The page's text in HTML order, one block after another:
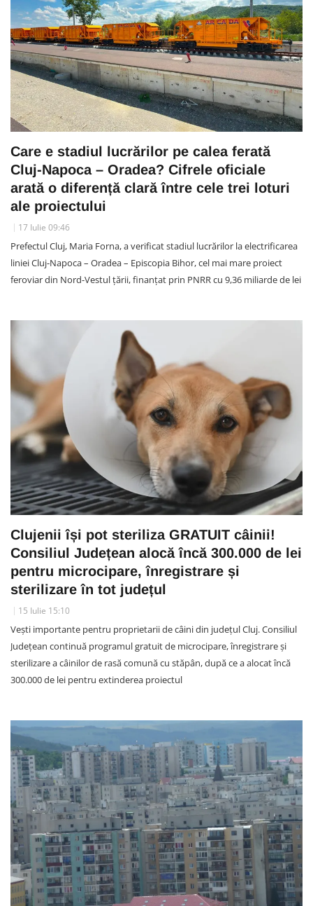
Care e stadiul lucrărilor pe calea ferată
Cluj-Napoca – Oradea? Cifrele oficiale
arată o diferență clară între cele trei loturi
ale proiectului
17 Iulie 09:46
Prefectul Cluj, Maria Forna, a verificat stadiul lucrărilor la electrificarea
liniei Cluj-Napoca – Oradea – Episcopia Bihor, cel mai mare proiect
feroviar din Nord-Vestul țării, finanțat prin PNRR cu 9,36 miliarde de lei
Clujenii își pot steriliza GRATUIT câinii!
Consiliul Județean alocă încă 300.000 de lei
pentru microcipare, înregistrare și
sterilizare în tot județul
15 Iulie 15:10
Vești importante pentru proprietarii de câini din județul Cluj. Consiliul
Județean continuă programul gratuit de microcipare, înregistrare și
sterilizare a câinilor de rasă comună cu stăpân, după ce a alocat încă
300.000 de lei pentru extinderea proiectul